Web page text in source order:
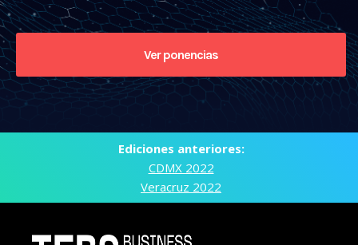
Ver ponencias
Ediciones anteriores:
CDMX 2022
Veracruz 2022